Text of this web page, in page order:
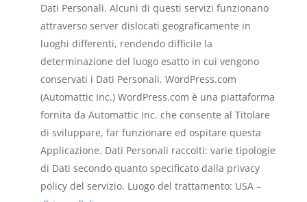
Dati Personali. Alcuni di questi servizi funzionano
attraverso server dislocati geograficamente in
luoghi differenti, rendendo difficile la
determinazione del luogo esatto in cui vengono
conservati i Dati Personali. WordPress.com
(Automattic Inc.) WordPress.com è una piattaforma
fornita da Automattic Inc. che consente al Titolare
di sviluppare, far funzionare ed ospitare questa
Applicazione. Dati Personali raccolti: varie tipologie
di Dati secondo quanto specificato dalla privacy
policy del servizio. Luogo del trattamento: USA –